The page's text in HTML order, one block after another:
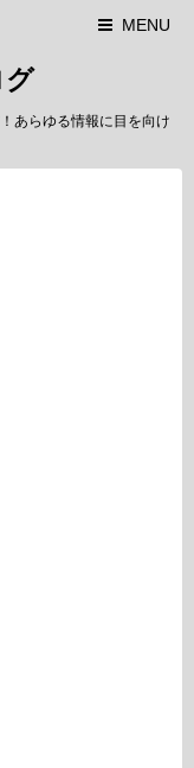
MENU
グ
あらゆる情報に目を向け